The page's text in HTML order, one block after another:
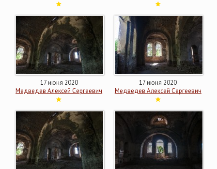
17 июня 2020
Медведев Алексей Сергеевич
17 июня 2020
Медведев Алексей Сергеевич